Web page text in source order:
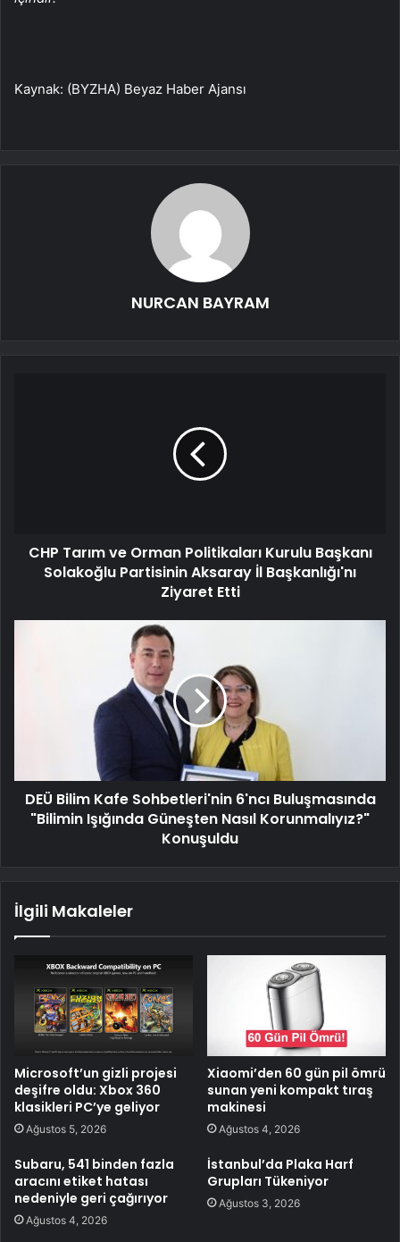
Kaynak: (BYZHA) Beyaz Haber Ajansı
NURCAN BAYRAM
CHP Tarım ve Orman Politikaları Kurulu Başkanı
Solakoğlu Partisinin Aksaray İl Başkanlığı'nı
Ziyaret Etti
DEÜ Bilim Kafe Sohbetleri'nin 6'ncı Buluşmasında
"Bilimin Işığında Güneşten Nasıl Korunmalıyız?"
Konuşuldu
İlgili Makaleler
Microsoft’un gizli projesi
deşifre oldu: Xbox 360
klasikleri PC’ye geliyor
Ağustos 5, 2026
Xiaomi’den 60 gün pil ömrü
sunan yeni kompakt tıraş
makinesi
Ağustos 4, 2026
Subaru, 541 binden fazla
aracını etiket hatası
nedeniyle geri çağırıyor
Ağustos 4, 2026
İstanbul’da Plaka Harf
Grupları Tükeniyor
Ağustos 3, 2026